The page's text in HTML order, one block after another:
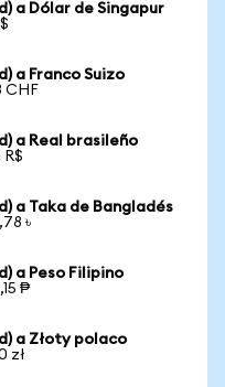
a Dólar de Singapur
a Franco Suizo
CHF
a Real brasileño
R$
a Taka de Bangladés
৳
a Peso Filipino
₱
a Złoty polaco
zł